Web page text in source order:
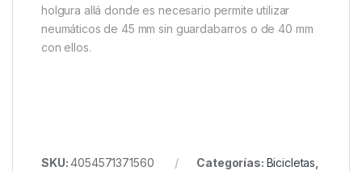
holgura allá donde es necesario permite utilizar
neumáticos de 45 mm sin guardabarros o de 40 mm
con ellos.
SKU:4054571371560 Categorías: Bicicletas